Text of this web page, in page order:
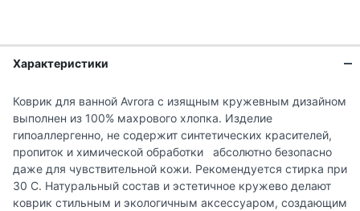
Характеристики
Коврик для ванной Avrora с изящным кружевным дизайном
выполнен из 100% махрового хлопка. Изделие
гипоаллергенно, не содержит синтетических красителей,
пропиток и химической обработки абсолютно безопасно
даже для чувствительной кожи. Рекомендуется стирка при
30 С. Натуральный состав и эстетичное кружево делают
коврик стильным и экологичным аксессуаром, создающим